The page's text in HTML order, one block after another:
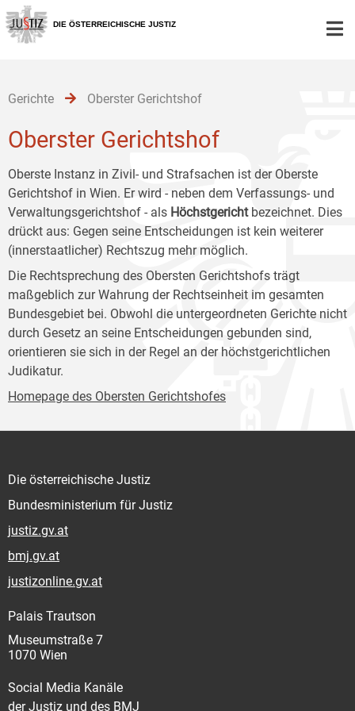
Zur
Hauptnavigation
[1]
Zum
Inhalt
[2]
Zum
Untermenü
[3]
DIE ÖSTERREICHISCHE JUSTIZ
Gerichte Oberster Gerichtshof
Oberster Gerichtshof
Oberste Instanz in Zivil- und Strafsachen ist der Oberste
Gerichtshof in Wien. Er wird - neben dem Verfassungs- und
Verwaltungsgerichtshof - als Höchstgerichtbezeichnet. Dies
drückt aus: Gegen seine Entscheidungen ist kein weiterer
(innerstaatlicher) Rechtszug mehr möglich.
Die Rechtsprechung des Obersten Gerichtshofs trägt
maßgeblich zur Wahrung der Rechtseinheit im gesamten
Bundesgebiet bei. Obwohl die untergeordneten Gerichte nicht
durch Gesetz an seine Entscheidungen gebunden sind,
orientieren sie sich in der Regel an der höchstgerichtlichen
Judikatur.
Homepage des Obersten Gerichtshofes
Die österreichische Justiz
Bundesministerium für Justiz
justiz.gv.at
bmj.gv.at
justizonline.gv.at
Palais Trautson
Museumstraße 7
1070 Wien
Social Media Kanäle
der Justiz und des BMJ